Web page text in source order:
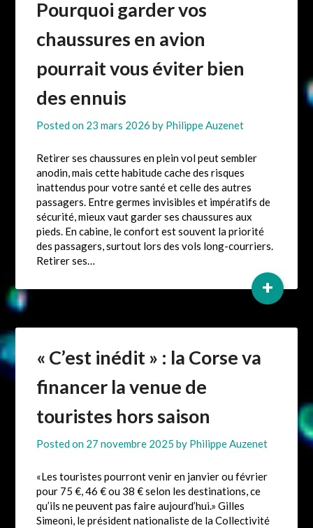
Pourquoi garder vos
chaussures en avion
pourrait vous éviter bien
des ennuis
Posted on 23 mars 2026 by Philippe Auzenet
Retirer ses chaussures en plein vol peut sembler
anodin, mais cette habitude cache des risques
inattendus pour votre santé et celle des autres
passagers. Entre germes invisibles et impératifs de
sécurité, mieux vaut garder ses chaussures aux
pieds. En cabine, le confort est souvent la priorité
des passagers, surtout lors des vols long-courriers.
Retirer ses…
+
« C’est inédit » : la Corse va
financer la venue de
touristes hors saison
Posted on 27 novembre 2025 by Philippe Auzenet
«Les touristes pourront venir en janvier ou février
pour 75 €, 46 € ou 38 € selon les destinations, ce
qu’ils ne peuvent pas faire aujourd’hui.» Gilles
Simeoni, le président nationaliste de la Collectivité